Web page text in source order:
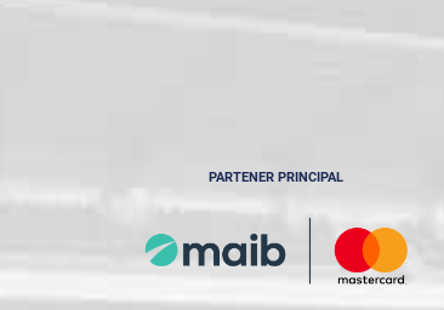
PARTENER PRINCIPAL